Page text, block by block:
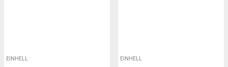
EİNHELL EİNHELL